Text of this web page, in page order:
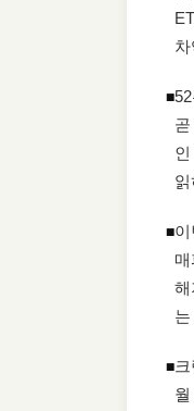
◾
◾
해
◾
월